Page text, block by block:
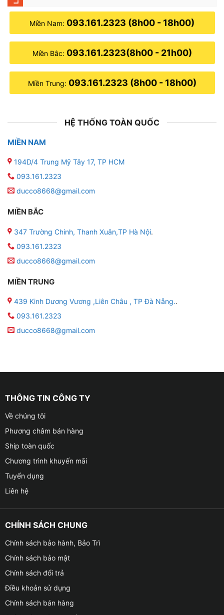
Miền Nam: 093.161.2323 (8h00 - 18h00)
Miền Bắc: 093.161.2323(8h00 - 21h00)
Miền Trung: 093.161.2323 (8h00 - 18h00)
HỆ THỐNG TOÀN QUỐC
MIỀN NAM
194D/4 Trung Mỹ Tây 17, TP HCM
093.161.2323
ducco8668@gmail.com
MIỀN BẮC
347 Trường Chinh, Thanh Xuân,TP Hà Nội.
093.161.2323
ducco8668@gmail.com
MIỀN TRUNG
439 Kinh Dương Vương ,Liên Châu , TP Đà Nẵng..
093.161.2323
ducco8668@gmail.com
THÔNG TIN CÔNG TY
Về chúng tôi
Phương châm bán hàng
Ship toàn quốc
Chương trình khuyến mãi
Tuyển dụng
Liên hệ
CHÍNH SÁCH CHUNG
Chính sách bảo hành, Bảo Trì
Chính sách bảo mật
Chính sách đổi trả
Điều khoản sử dụng
Chính sách bán hàng